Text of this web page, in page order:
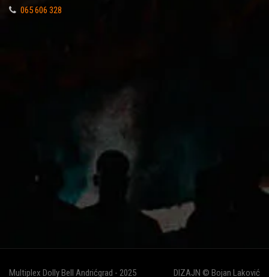
065 606 328
Multiplex Dolly Bell Andrićgrad - 2025 DIZAJN © Bojan Laković